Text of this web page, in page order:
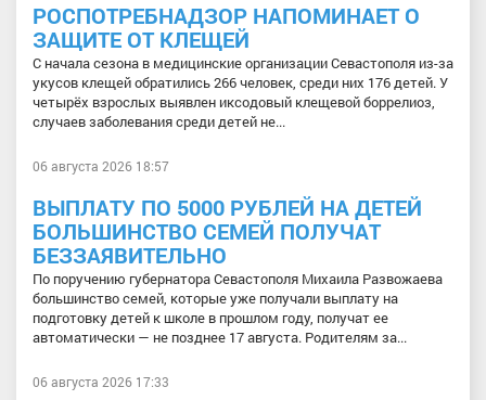
РОСПОТРЕБНАДЗОР НАПОМИНАЕТ О
ЗАЩИТЕ ОТ КЛЕЩЕЙ
С начала сезона в медицинские организации Севастополя из-за
укусов клещей обратились 266 человек, среди них 176 детей. У
четырёх взрослых выявлен иксодовый клещевой боррелиоз,
случаев заболевания среди детей не...
06 августа 2026 18:57
ВЫПЛАТУ ПО 5000 РУБЛЕЙ НА ДЕТЕЙ
БОЛЬШИНСТВО СЕМЕЙ ПОЛУЧАТ
БЕЗЗАЯВИТЕЛЬНО
По поручению губернатора Севастополя Михаила Развожаева
большинство семей, которые уже получали выплату на
подготовку детей к школе в прошлом году, получат ее
автоматически — не позднее 17 августа. Родителям за...
06 августа 2026 17:33